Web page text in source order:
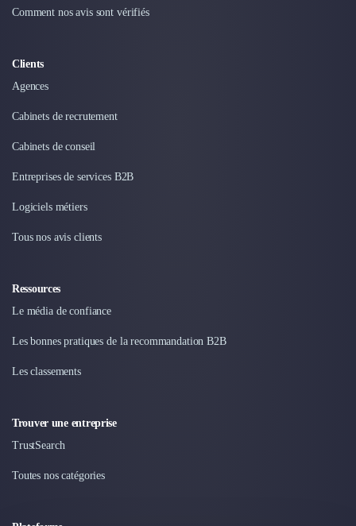
Financement de matériel ou équipement
Solutions de Paiement
Fiscalité
Product Management
Design Industriel
Packaging & Emballages
Téléphonie & Télécommunication
Graphisme & Illustration
Recherche Utilisateur
Stratégie Digitale
Développement d'Application Mobile
Développement E-commerce
Direction Artistique
Comment nos avis sont vérifiés
Clients
Agences
Cabinets de recrutement
Cabinets de conseil
Entreprises de services B2B
Logiciels métiers
Tous nos avis clients
Ressources
Le média de confiance
Les bonnes pratiques de la recommandation B2B
Les classements
Trouver une entreprise
TrustSearch
Toutes nos catégories